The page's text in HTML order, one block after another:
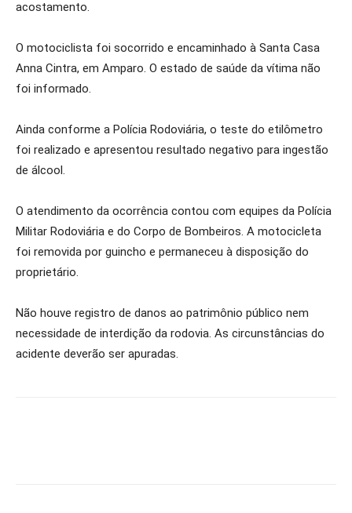
acostamento.
O motociclista foi socorrido e encaminhado à Santa Casa
Anna Cintra, em Amparo. O estado de saúde da vítima não
foi informado.
Ainda conforme a Polícia Rodoviária, o teste do etilômetro
foi realizado e apresentou resultado negativo para ingestão
de álcool.
O atendimento da ocorrência contou com equipes da Polícia
Militar Rodoviária e do Corpo de Bombeiros. A motocicleta
foi removida por guincho e permaneceu à disposição do
proprietário.
Não houve registro de danos ao patrimônio público nem
necessidade de interdição da rodovia. As circunstâncias do
acidente deverão ser apuradas.